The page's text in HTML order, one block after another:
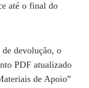
até o final do
devolução, o
PDF atualizado
de Apoio”